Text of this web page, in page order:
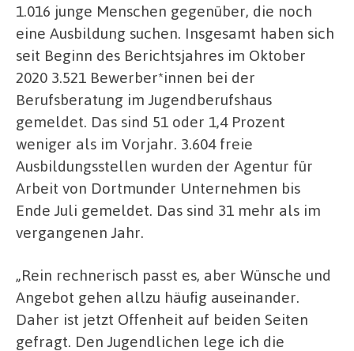
1.016 junge Menschen gegenüber, die noch
eine Ausbildung suchen. Insgesamt haben sich
seit Beginn des Berichtsjahres im Oktober
2020 3.521 Bewerber*innen bei der
Berufsberatung im Jugendberufshaus
gemeldet. Das sind 51 oder 1,4 Prozent
weniger als im Vorjahr. 3.604 freie
Ausbildungsstellen wurden der Agentur für
Arbeit von Dortmunder Unternehmen bis
Ende Juli gemeldet. Das sind 31 mehr als im
vergangenen Jahr.
„Rein rechnerisch passt es, aber Wünsche und
Angebot gehen allzu häufig auseinander.
Daher ist jetzt Offenheit auf beiden Seiten
gefragt. Den Jugendlichen lege ich die